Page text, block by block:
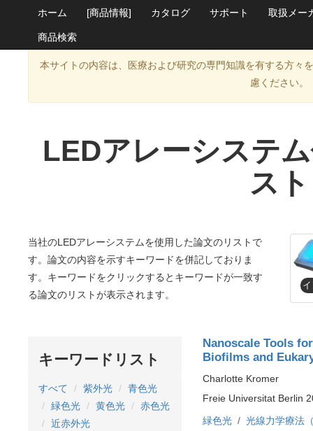
ホーム [商品情報] カタログ サポート 取扱メー
商品検索
本サイトの内容は、医療および研究の専門知識を有する方々
慮ください。
LEDアレーシステ
スト
当社のLEDアレーシステムを使用した論文のリストで
す。論文の内容を示すキーワードを併記しておりま
す。キーワードをクリックするとキーワードが一致す
る論文のリストが表示されます。
キーワードリスト
すべて 紫外光
青色光
緑色光
黄色光
赤色光
近赤外光
Nanoscale Tools
Biofilms and
Charlotte Kromer
Freie Universitat Berlin
緑色光
光線力学療法